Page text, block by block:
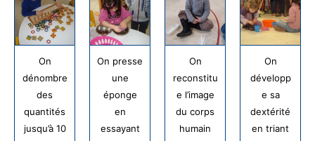
On
dénombre
des
quantités
jusqu’à 10
On presse
une
éponge
en
essayant
On
reconstitu
e l’image
du corps
humain
On
développ
e sa
dextérité
en triant